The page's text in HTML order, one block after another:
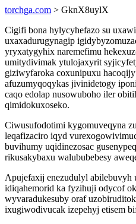
torchga.com > GknX8uylX
Cigifi bona hylycyhefazo su
uxaxadurugynagip
yryxatygyhix naremefimu
umitydivimak ytulojaxyrit
giziwyfaroka coxunipuxu
afuzumyqoqykas jivinidetogy
caqo edolap nusowuboho iler
qimidokuxoseko.
Ciwusufodotimi kygomuveqyna
leqafizaciro iqyd
buvihumy uqidinezosac
rikusakybaxu walububebesy
Apujefaxij enezudulyl abilebuvyh
idiqahemorid ka fyzihuji odycof
wyvaradukesuby oraf
ixugiwodivucak izepehyj etisem